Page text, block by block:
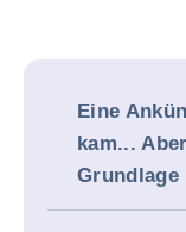
Eine
kam...
Grundlage